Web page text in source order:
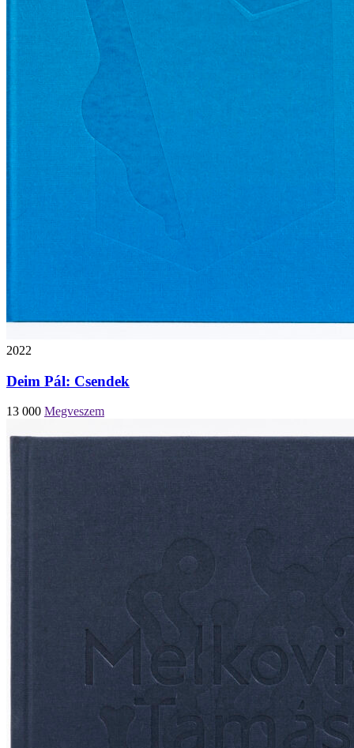
2022
Deim Pál: Csendek
13 000 Megveszem